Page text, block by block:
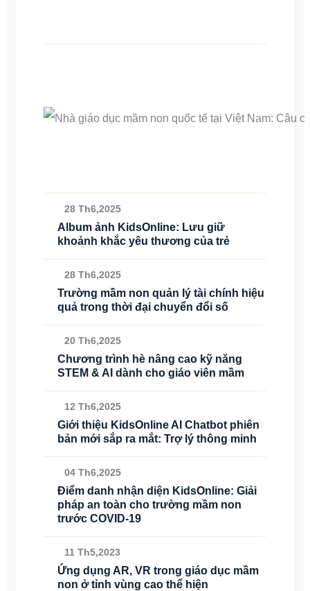
28 Th6,2025
Album ảnh KidsOnline: Lưu giữ
khoảnh khắc yêu thương của trẻ
28 Th6,2025
Trường mầm non quản lý tài chính hiệu
quả trong thời đại chuyển đổi số
20 Th6,2025
Chương trình hè nâng cao kỹ năng
STEM & AI dành cho giáo viên mầm
12 Th6,2025
Giới thiệu KidsOnline AI Chatbot phiên
bản mới sắp ra mắt: Trợ lý thông minh
04 Th6,2025
Điểm danh nhận diện KidsOnline: Giải
pháp an toàn cho trường mầm non
trước COVID-19
11 Th5,2023
Ứng dụng AR, VR trong giáo dục mầm
non ở tỉnh vùng cao thể hiện